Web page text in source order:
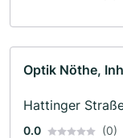
Optik Nöthe,
Hattinger
0.0 (0)